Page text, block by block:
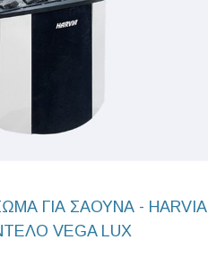
ΓΙΑ ΣΆΟΥΝΑ - HARVIA
VEGA LUX